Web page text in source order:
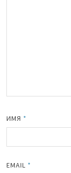
ИМЯ *
EMAIL *